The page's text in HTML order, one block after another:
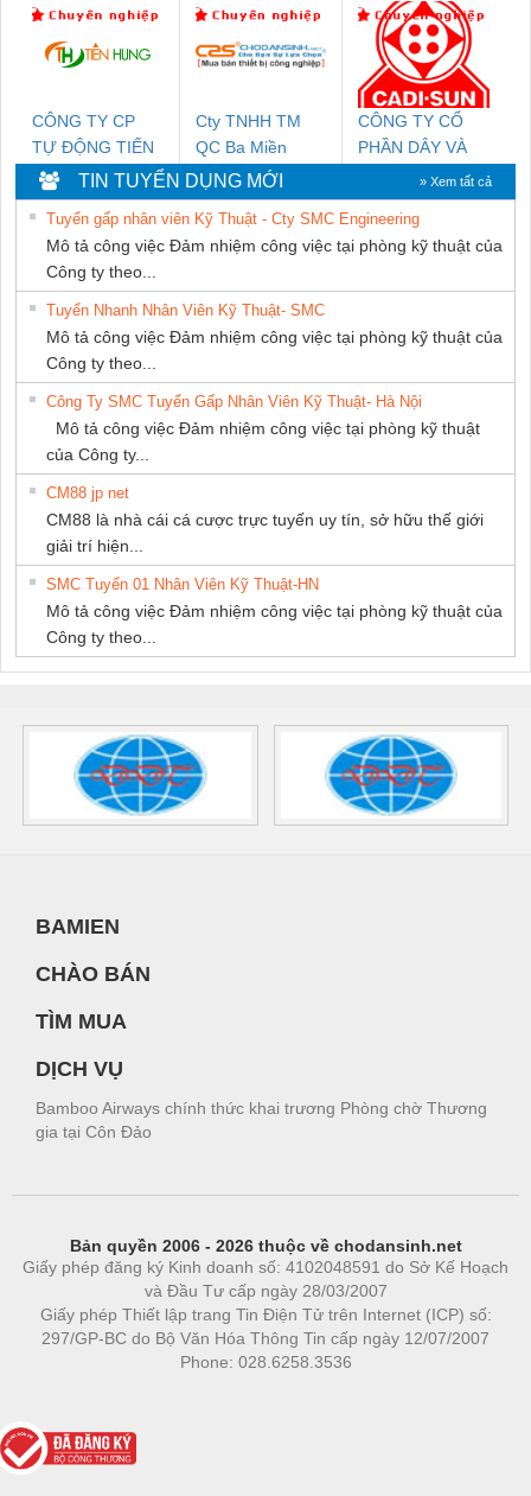
SUPPLY
CÔNG TY CP
TỰ ĐỘNG TIẾN
HƯNG
Cty TNHH TM
QC Ba Miền
CÔNG TY CỔ
PHẦN DÂY VÀ
CÁP ĐIỆN
THƯỢNG ĐÌNH
TIN TUYỂN DỤNG MỚI » Xem tất cả
Tuyển gấp nhân viên Kỹ Thuật - Cty SMC Engineering
Mô tả công việc Đảm nhiệm công việc tại phòng kỹ thuật của
Công ty theo...
Tuyển Nhanh Nhân Viên Kỹ Thuật- SMC
Mô tả công việc Đảm nhiệm công việc tại phòng kỹ thuật của
Công ty theo...
Công Ty SMC Tuyển Gấp Nhân Viên Kỹ Thuật- Hà Nội
Mô tả công việc Đảm nhiệm công việc tại phòng kỹ thuật
của Công ty...
CM88 jp net
CM88 là nhà cái cá cược trực tuyến uy tín, sở hữu thế giới
giải trí hiện...
SMC Tuyển 01 Nhân Viên Kỹ Thuật-HN
Mô tả công việc Đảm nhiệm công việc tại phòng kỹ thuật của
Công ty theo...
BAMIEN
CHÀO BÁN
TÌM MUA
DỊCH VỤ
Bamboo Airways chính thức khai trương Phòng chờ Thương
gia tại Côn Đảo
Bản quyền 2006 - 2026 thuộc về chodansinh.net
Giấy phép đăng ký Kinh doanh số: 4102048591 do Sở Kế Hoạch
và Đầu Tư cấp ngày 28/03/2007
Giấy phép Thiết lập trang Tin Điện Tử trên Internet (ICP) số:
297/GP-BC do Bộ Văn Hóa Thông Tin cấp ngày 12/07/2007
Phone: 028.6258.3536